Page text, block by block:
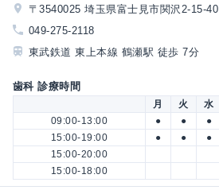
〒3540025 埼玉県富士見市関沢2-15-40
049-275-2118
東武鉄道 東上本線 鶴瀬駅 徒歩 7分
歯科 診療時間
月 火 水
09:00-13:00
● ● ●
15:00-19:00
● ●
●
15:00-20:00
15:00-18:00